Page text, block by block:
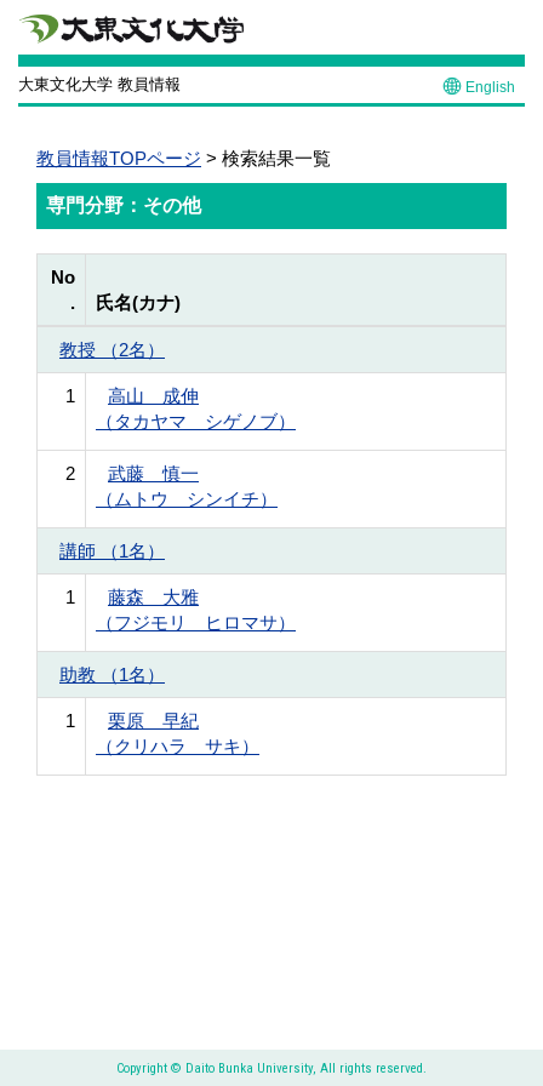
大東文化大学 教員情報 English
教員情報TOPページ > 検索結果一覧
専門分野：その他
No
.
氏名(カナ)
教授 （2名）
1
高山 成伸
（タカヤマ シゲノブ）
2
武藤 慎一
（ムトウ シンイチ）
講師 （1名）
1
藤森 大雅
（フジモリ ヒロマサ）
助教 （1名）
1
栗原 早紀
（クリハラ サキ）
Copyright © Daito Bunka University, All rights reserved.